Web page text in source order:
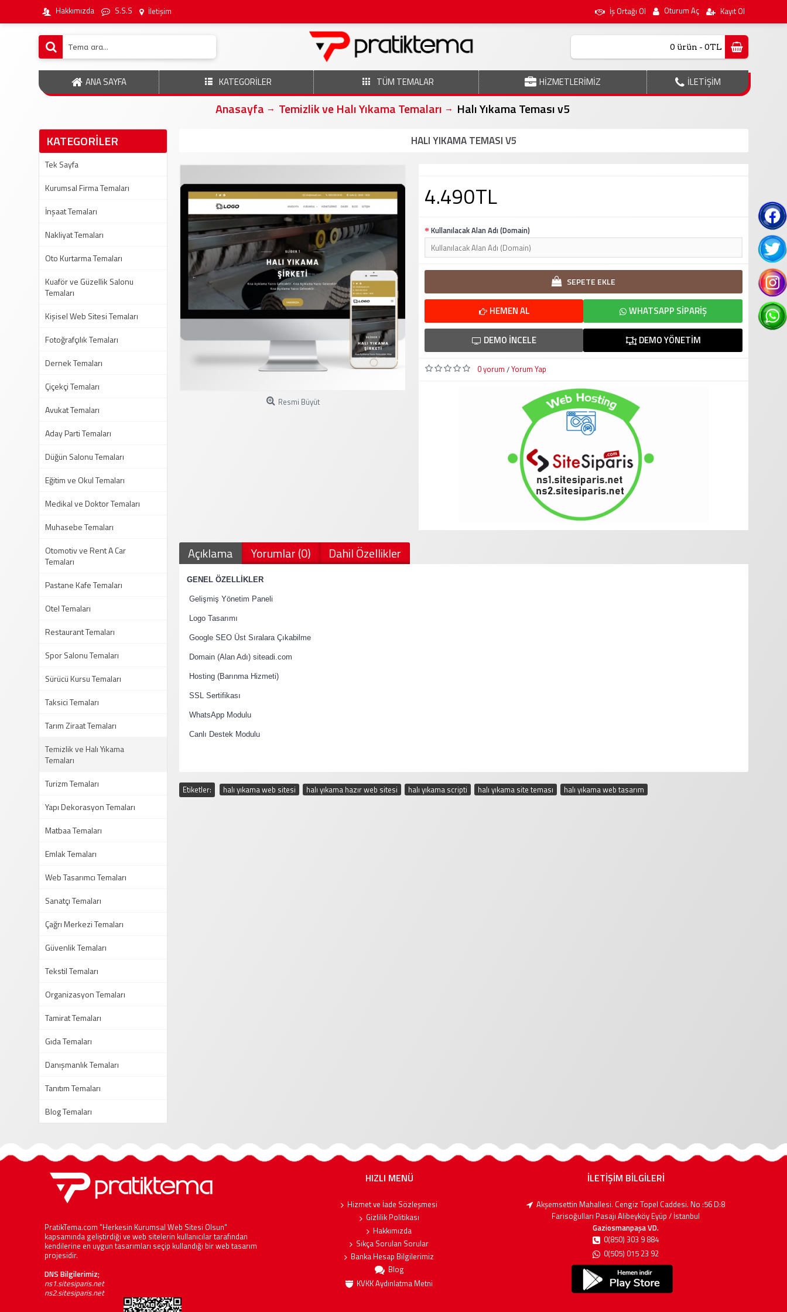
Hakkımızda S.S.S İletişim İş Ortağı Ol Oturum Aç Kayıt Ol
0 ürün - 0TL
ANA SAYFA KATEGORİLER TÜM TEMALAR HİZMETLERİMİZ İLETİŞİM
Anasayfa Temizlik ve Halı Yıkama Temaları
Halı Yıkama Teması v5
KATEGORİLER
Tek Sayfa
Kurumsal Firma Temaları
İnşaat Temaları
Nakliyat Temaları
Oto Kurtarma Temaları
Kuaför ve Güzellik Salonu
Temaları
Kişisel Web Sitesi Temaları
Fotoğrafçılık Temaları
Dernek Temaları
Çiçekçi Temaları
Avukat Temaları
Aday Parti Temaları
Düğün Salonu Temaları
Eğitim ve Okul Temaları
Medikal ve Doktor Temaları
Muhasebe Temaları
Otomotiv ve Rent A Car
Temaları
Pastane Kafe Temaları
Otel Temaları
Restaurant Temaları
Spor Salonu Temaları
Sürücü Kursu Temaları
Taksici Temaları
Tarım Ziraat Temaları
Temizlik ve Halı Yıkama
Temaları
Turizm Temaları
Yapı Dekorasyon Temaları
Matbaa Temaları
Emlak Temaları
Web Tasarımcı Temaları
Sanatçı Temaları
Çağrı Merkezi Temaları
Güvenlik Temaları
Tekstil Temaları
Organizasyon Temaları
Tamirat Temaları
Gıda Temaları
Danışmanlık Temaları
Tanıtım Temaları
Blog Temaları
HALI YIKAMA TEMASI V5
Resmi Büyüt
4.490TL
Kullanılacak Alan Adı (Domain)
SEPETE EKLE
HEMEN AL WHATSAPP SIPARIŞ
DEMO İNCELE DEMO YÖNETIM
0 yorum /Yorum Yap
Açıklama Yorumlar (0) Dahil Özellikler
GENEL ÖZELLİKLER
Gelişmiş Yönetim Paneli
Logo Tasarımı
Google SEO Üst Sıralara Çıkabilme
Domain (Alan Adı) siteadi.com
Hosting (Barınma Hizmeti)
SSL Sertifikası
WhatsApp Modulu
Canlı Destek Modulu
Etiketler: halı yıkama web sitesi halı yıkama hazır web sitesi halı yıkama scripti halı yıkama site teması halı yıkama web tasarım
PratikTema.com "Herkesin Kurumsal Web Sitesi Olsun"
kapsamında geliştirdiği ve web sitelerin kullanıcılar tarafından
kendilerine en uygun tasarımları seçip kullandığı bir web tasarım
projesidir.
DNS Bilgilerimiz;
ns1.sitesiparis.net
ns2.sitesiparis.net
HIZLI MENÜ
Hizmet ve İade Sözleşmesi
Gizlilik Politikası
Hakkımızda
Sıkça Sorulan Sorular
Banka Hesap Bilgilerimiz
Blog
KVKK Aydınlatma Metni
İLETİŞİM BİLGİLERİ
Akşemsettin Mahallesi. Cengiz Topel Caddesi. No :56 D:8
Farisoğulları Pasajı Alibeyköy Eyüp / İstanbul
Gaziosmanpaşa VD.
0(850) 303 9 884
0(505) 015 23 92